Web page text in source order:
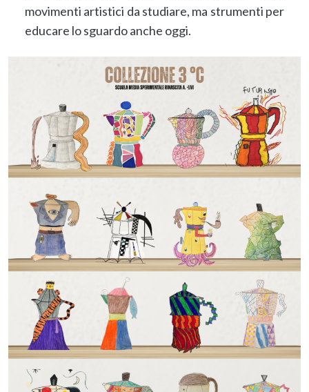
movimenti artistici da studiare, ma strumenti per
educare lo sguardo anche oggi.